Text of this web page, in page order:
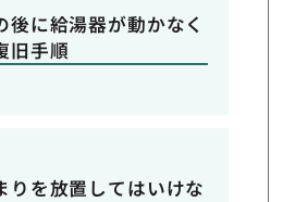
後に給湯器が動かなく
旧手順
りを放置してはいけな